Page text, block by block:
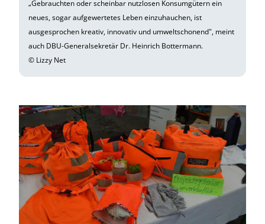
„Gebrauchten oder scheinbar nutzlosen Konsumgütern ein
neues, sogar aufgewertetes Leben einzuhauchen, ist
ausgesprochen kreativ, innovativ und umweltschonend", meint
auch DBU-Generalsekretär Dr. Heinrich Bottermann.
© Lizzy Net